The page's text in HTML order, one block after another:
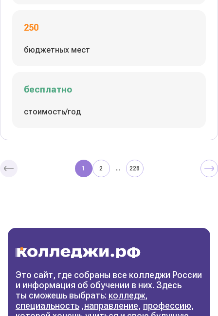
250
бюджетных мест
бесплатно
стоимость/год
колледж
Фильтры
Сбросить фильтры
1 2 ... 228
Это сайт, где собраны все колледжи России
и информация об обучении в них. Здесь
ты сможешь выбрать: колледж,
специальность ,направление, профессию,